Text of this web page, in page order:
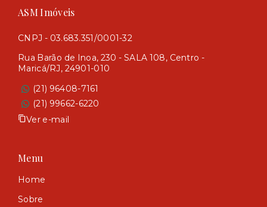
ASM Imóveis
CNPJ - 03.683.351/0001-32
Rua Barão de Inoa, 230 - SALA 108, Centro -
Maricá/RJ, 24901-010
(21) 96408-7161
(21) 99662-6220
Ver e-mail
Menu
Home
Sobre